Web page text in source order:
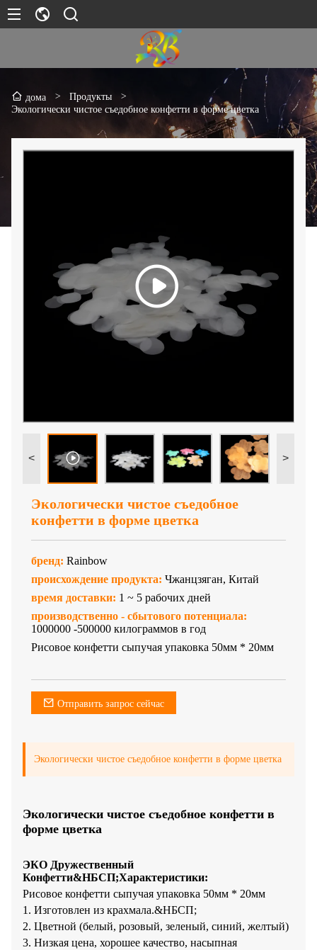
дома > Продукты
>
Экологически чистое съедобное конфетти в форме цветка
< >
Экологически чистое съедобное
конфетти в форме цветка
бренд: Rainbow
происхождение продукта: Чжанцзяган, Китай
время доставки: 1 ~ 5 рабочих дней
производственно - сбытового потенциала:
1000000 -500000 килограммов в год
Рисовое конфетти сыпучая упаковка 50мм * 20мм
Отправить запрос сейчас
Экологически чистое съедобное конфетти в форме цветка
Экологически чистое съедобное конфетти в
форме цветка
ЭКО Дружественный
Конфетти&НБСП;Характеристики:
Рисовое конфетти сыпучая упаковка 50мм * 20мм
1. Изготовлен из крахмала.&НБСП;
2. Цветной (белый, розовый, зеленый, синий, желтый)
3. Низкая цена, хорошее качество, насыпная